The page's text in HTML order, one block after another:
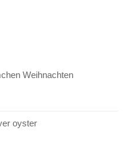
Weihnachten
4.00.
oyster